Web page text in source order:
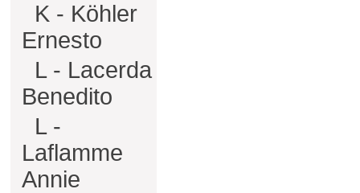
K - Köhler
Ernesto
L - Lacerda
Benedito
L -
Laflamme
Annie